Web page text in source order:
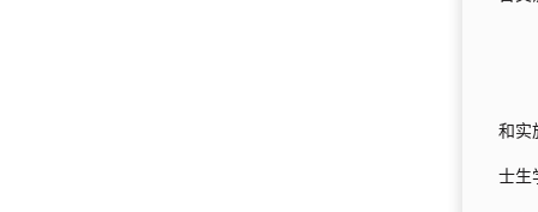
和实
士生